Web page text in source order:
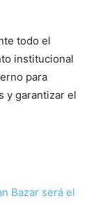
todo el
institucional
para
y garantizar el
Bazar será el